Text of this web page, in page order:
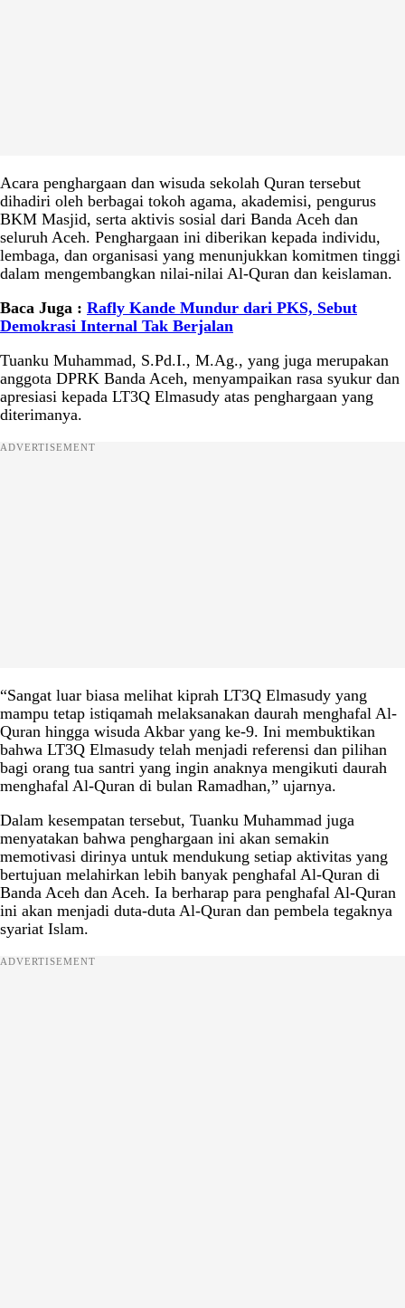
Acara penghargaan dan wisuda sekolah Quran tersebut
dihadiri oleh berbagai tokoh agama, akademisi, pengurus
BKM Masjid, serta aktivis sosial dari Banda Aceh dan
seluruh Aceh. Penghargaan ini diberikan kepada individu,
lembaga, dan organisasi yang menunjukkan komitmen tinggi
dalam mengembangkan nilai-nilai Al-Quran dan keislaman.
Baca Juga : Rafly Kande Mundur dari PKS, Sebut
Demokrasi Internal Tak Berjalan
Tuanku Muhammad, S.Pd.I., M.Ag., yang juga merupakan
anggota DPRK Banda Aceh, menyampaikan rasa syukur dan
apresiasi kepada LT3Q Elmasudy atas penghargaan yang
diterimanya.
ADVERTISEMENT
“Sangat luar biasa melihat kiprah LT3Q Elmasudy yang
mampu tetap istiqamah melaksanakan daurah menghafal Al-
Quran hingga wisuda Akbar yang ke-9. Ini membuktikan
bahwa LT3Q Elmasudy telah menjadi referensi dan pilihan
bagi orang tua santri yang ingin anaknya mengikuti daurah
menghafal Al-Quran di bulan Ramadhan,” ujarnya.
Dalam kesempatan tersebut, Tuanku Muhammad juga
menyatakan bahwa penghargaan ini akan semakin
memotivasi dirinya untuk mendukung setiap aktivitas yang
bertujuan melahirkan lebih banyak penghafal Al-Quran di
Banda Aceh dan Aceh. Ia berharap para penghafal Al-Quran
ini akan menjadi duta-duta Al-Quran dan pembela tegaknya
syariat Islam.
ADVERTISEMENT